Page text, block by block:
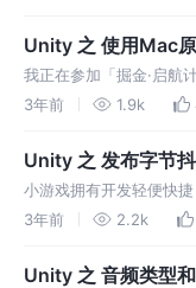
Unity 之 使用Mac
macOS )
我正在参加「掘金·启航
你学会Unity和macOS交
3年前 1.9k
Unity 之 发布字节
小游戏拥有开发轻便快
态优势，让小游戏天然
3年前 2.2k
Unity 之 音频类型